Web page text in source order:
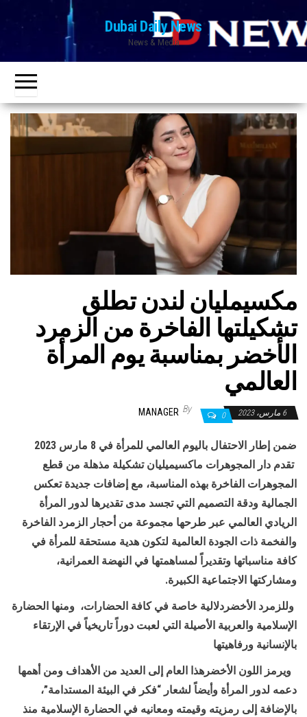
to
the
content
Dubai Daily News
News & Media
مكسيمليان لندن تطلق
تشكيلتها الفاخرة من الزمرد
الأخضر بمناسبة يوم المرأة
العالمي
6 مارس، 2023 0
By
MANAGER
ضمن إطار الاحتفال باليوم العالمي للمرأة في 8 مارس 2023
تقدم دار المجوهرات ماكسيميليان تشكيلة مذهلة من قطع
المجوهرات الفاخرة بهذه المناسبة، مع إضافات جديدة تعكس
الجمالية ودقة التصميم التي تجسد مدى تقديرها لدور المرأة
الريادي العالمي عبر طرحها مجموعة من أحجار الزمرد الفاخرة
والفخمة ذات الجودة العالمية لتكون هدية مستحقة للمرأة في
كافة مناسباتها وتقديراً لمساهمتها في النهضة العمرانية،
ومشاركتها الاجتماعية الكبيرة.
وللزمرد الأخضردلالية خاصة في كافة الحضارات، ومنها الحضارة
الإسلامية والعربية الأصيلة التي لعبت دوراً تاريخياً في الإرتقاء
بالإنسانية ورفاهيتها
ويرمز اللون الأخضرهذا العام إلى العديد من الأهداف ومن أهمها
دعمه لدور المرأة وأيضاً لشعار “فكر في البيئة المستدامة”،
بالإضافة إلى رمزيته وقيمته ومعانيه في الحضارة الإسلامية منذ